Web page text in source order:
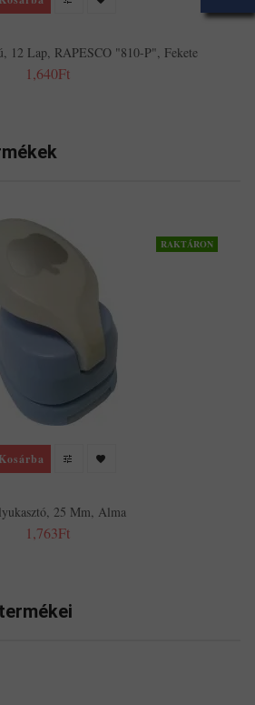
12 Lap, RAPESCO "810-P", Fekete
1,640Ft
RAKTÁRON
Kosárba
25 Mm, Alma
1,763Ft